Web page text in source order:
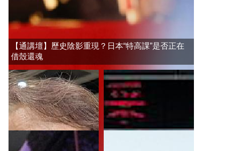
【通講壇】歷史陰影重現？日本“特高課”是否正在
借殼還魂